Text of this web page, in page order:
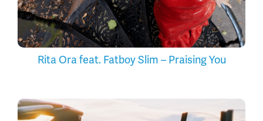
Rita Ora feat. Fatboy Slim – Praising You